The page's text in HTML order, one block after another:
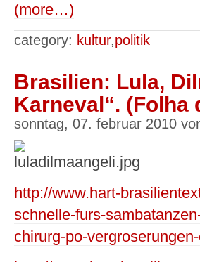
(more…)
category: kultur,politik
Brasilien: Lula,
Karneval“. (Folha
sonntag, 07. februar 2010
http://www.hart-
schnelle-furs-
chirurg-po-